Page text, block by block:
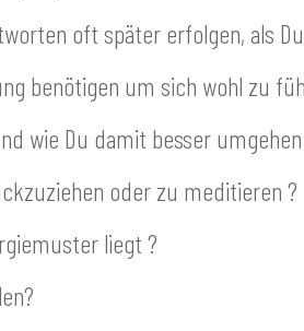
oft später erfolgen, als
benötigen um sich wohl zu
wie Du damit besser
oder zu meditieren ?
liegt ?